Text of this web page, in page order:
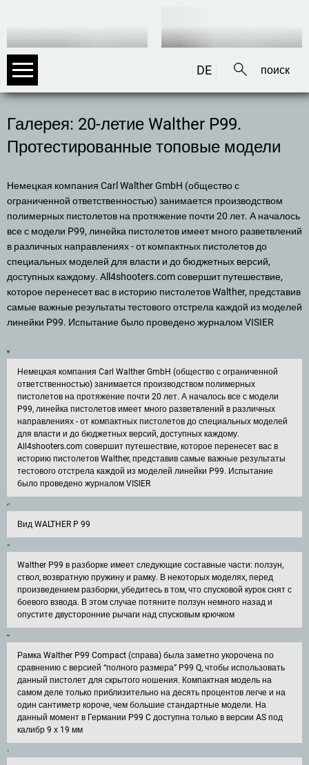
DE
EN
Галерея: 20-летие Walther P99.
Протестированные топовые модели
Немецкая компания Carl Walther GmbH (общество с
ограниченной ответственностью) занимается производством
полимерных пистолетов на протяжение почти 20 лет. А началось
все с модели P99, линейка пистолетов имеет много разветвлений
в различных направлениях - от компактных пистолетов до
специальных моделей для власти и до бюджетных версий,
доступных каждому. All4shooters.com совершит путешествие,
которое перенесет вас в историю пистолетов Walther, представив
самые важные результаты тестового отстрела каждой из моделей
линейки P99. Испытание было проведено журналом VISIER
Немецкая компания Carl Walther GmbH (общество с ограниченной
ответственностью) занимается производством полимерных
пистолетов на протяжение почти 20 лет. А началось все с модели
P99, линейка пистолетов имеет много разветвлений в различных
направлениях - от компактных пистолетов до специальных моделей
для власти и до бюджетных версий, доступных каждому.
All4shooters.com совершит путешествие, которое перенесет вас в
историю пистолетов Walther, представив самые важные результаты
тестового отстрела каждой из моделей линейки P99. Испытание
было проведено журналом VISIER
Вид WALTHER P 99
Walther P99 в разборке имеет следующие составные части: ползун,
ствол, возвратную пружину и рамку. В некоторых моделях, перед
произведением разборки, убедитесь в том, что спусковой курок снят с
боевого взвода. В этом случае потяните ползун немного назад и
опустите двусторонние рычаги над спусковым крючком
Рамка Walther P99 Compact (справа) была заметно укорочена по
сравнению с версией “полного размера” P99 Q, чтобы использовать
данный пистолет для скрытого ношения. Компактная модель на
самом деле только приблизительно на десять процентов легче и на
один сантиметр короче, чем большие стандартные модели. На
данный момент в Германии P99 C доступна только в версии AS под
калибр 9 х 19 мм